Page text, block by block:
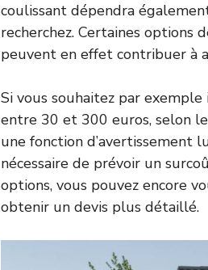
coulissant dépendra
recherchez. Certaines
peuvent en effet contribuer à
Si vous souhaitez par
entre 30 et 300 euros, selon
une fonction d’avertissement
nécessaire de prévoir un
options, vous pouvez encore
obtenir un devis plus détaillé.